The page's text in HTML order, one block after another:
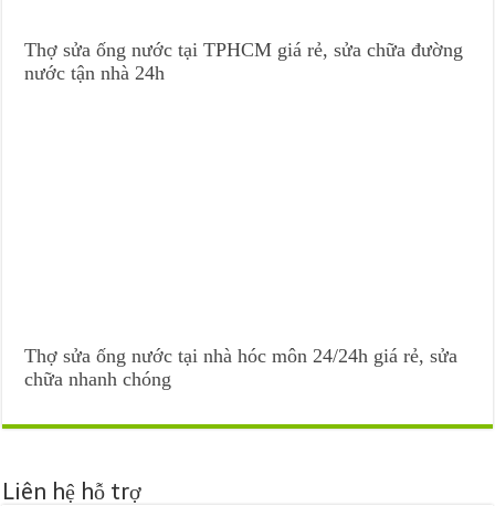
Thợ sửa ống nước tại TPHCM giá rẻ, sửa chữa đường
nước tận nhà 24h
Thợ sửa ống nước tại nhà hóc môn 24/24h giá rẻ, sửa
chữa nhanh chóng
Liên hệ hỗ trợ